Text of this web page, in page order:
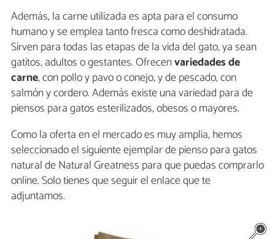
Además, la carne utilizada es apta para el consumo
humano y se emplea tanto fresca como deshidratada.
Sirven para todas las etapas de la vida del gato, ya sean
gatitos, adultos o gestantes. Ofrecenvariedades de
carne, con pollo y pavo o conejo, y de pescado, con
salmón y cordero. Además existe una variedad para de
piensos para gatos esterilizados, obesos o mayores.
Como la oferta en el mercado es muy amplia, hemos
seleccionado el siguiente ejemplar de pienso para gatos
natural de Natural Greatness para que puedas comprarlo
online. Solo tienes que seguir el enlace que te
adjuntamos.